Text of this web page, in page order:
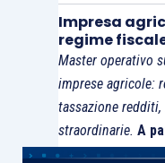
5.000.
Caso 2 –
dichiarazione
Stesso caso
Impresa
regime
Master operativo
imprese agricole:
tassazione
straordinarie. A